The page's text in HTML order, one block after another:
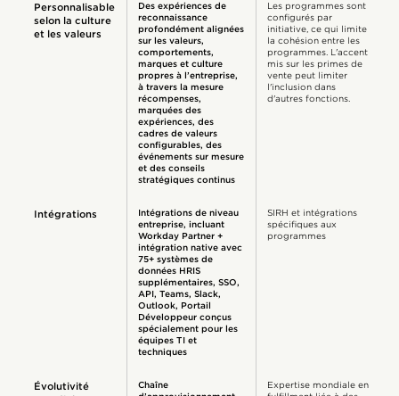
Personnalisable
selon la culture
et les valeurs
Des expériences de
reconnaissance
profondément alignées
sur les valeurs,
comportements,
marques et culture
propres à l’entreprise,
à travers la mesure
récompenses,
marquées des
expériences, des
cadres de valeurs
configurables, des
événements sur mesure
et des conseils
stratégiques continus
Les programmes sont
configurés par
initiative, ce qui limite
la cohésion entre les
programmes. L'accent
mis sur les primes de
vente peut limiter
l'inclusion dans
d'autres fonctions.
Intégrations
Intégrations de niveau
entreprise, incluant
Workday Partner +
intégration native avec
75+ systèmes de
données HRIS
supplémentaires, SSO,
API, Teams, Slack,
Outlook, Portail
Développeur conçus
spécialement pour les
équipes TI et
techniques
SIRH et intégrations
spécifiques aux
programmes
Évolutivité
Chaîne
Expertise mondiale en